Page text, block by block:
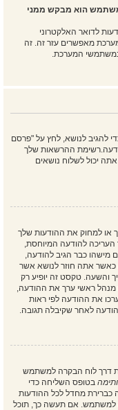
משתמש הוא מבקש ממני
לדואר האלקטרוני
מאפשרים עזר זה. זה
במשתמשי המערכת.
להגיב לנושא, לחץ על "פרסם
ההרשאות שלך
יכול לשלוח נושאים
או למחוק את ההודעות שלך
העריכה להודעה המיוחסת,
מישהו כבר הגיב להודעה,
אתה חוזר לנושא אשר
והשעה. טקסט זה יופיע רק
מנהל ראשי ערך את ההודעה,
את ההודעה לפי ראות
לאחר שקיבלה תגובה.
דרך לוח הבקרה למשתמש
בטופס השליחה כדי
כברירת מחדל לכל ההודעות
למשתמש. אם תעשה כך, תוכל